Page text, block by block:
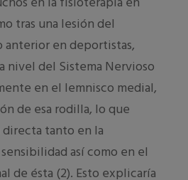
tras una lesión del
anterior en deportistas,
nivel del Sistema Nervioso
en el lemnisco medial,
de esa rodilla, lo que
tanto en la
así como en el
de ésta (2). Esto explicaría